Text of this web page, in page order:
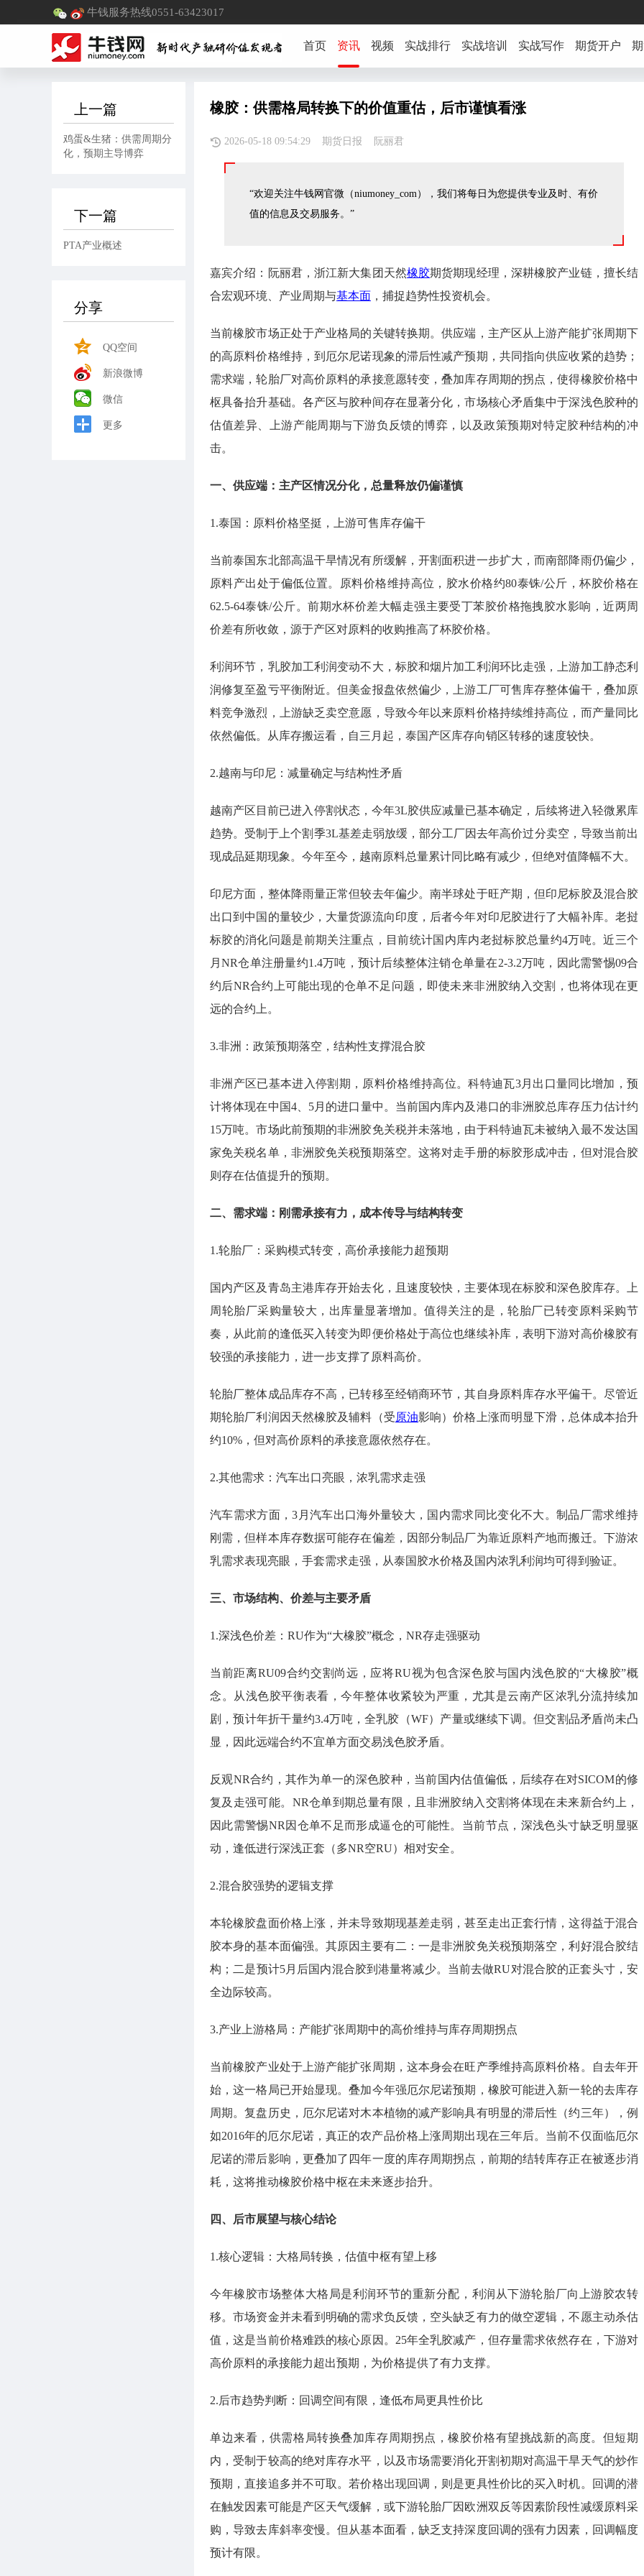
牛钱服务热线0551-63423017
首页 资讯 视频 实战排行 实战培训 实战写作 期货开户
上一篇
鸡蛋&生猪：供需周期分
化，预期主导博弈
下一篇
PTA产业概述
分享
QQ空间
新浪微博
微信
更多
橡胶：供需格局转换下的价值重估，后市谨慎看涨
2026-05-18 09:54:29 期货日报 阮丽君
“欢迎关注牛钱网官微（niumoney_com），我们将每日为您提供专业及时、有价
值的信息及交易服务。”
嘉宾介绍：阮丽君，浙江新大集团天然橡胶期货期现经理，深耕橡胶产业链，擅长结
合宏观环境、产业周期与基本面 ，捕捉趋势性投资机会。
当前橡胶市场正处于产业格局的关键转换期。供应端，主产区从上游产能扩张周期下
的高原料价格维持，到厄尔尼诺现象的滞后性减产预期，共同指向供应收紧的趋势；
需求端，轮胎厂对高价原料的承接意愿转变，叠加库存周期的拐点，使得橡胶价格中
枢具备抬升基础。各产区与胶种间存在显著分化，市场核心矛盾集中于深浅色胶种的
估值差异、上游产能周期与下游负反馈的博弈，以及政策预期对特定胶种结构的冲
击。
一、供应端：主产区情况分化，总量释放仍偏谨慎
1.泰国：原料价格坚挺，上游可售库存偏干
当前泰国东北部高温干旱情况有所缓解，开割面积进一步扩大，而南部降雨仍偏少，
原料产出处于偏低位置。原料价格维持高位，胶水价格约80泰铢/公斤，杯胶价格在
62.5-64泰铢/公斤。前期水杯价差大幅走强主要受丁苯胶价格拖拽胶水影响，近两周
价差有所收敛，源于产区对原料的收购推高了杯胶价格。
利润环节，乳胶加工利润变动不大，标胶和烟片加工利润环比走强，上游加工静态利
润修复至盈亏平衡附近。但美金报盘依然偏少，上游工厂可售库存整体偏干，叠加原
料竞争激烈，上游缺乏卖空意愿，导致今年以来原料价格持续维持高位，而产量同比
依然偏低。从库存搬运看，自三月起，泰国产区库存向销区转移的速度较快。
2.越南与印尼：减量确定与结构性矛盾
越南产区目前已进入停割状态，今年3L胶供应减量已基本确定，后续将进入轻微累库
趋势。受制于上个割季3L基差走弱放缓，部分工厂因去年高价过分卖空，导致当前出
现成品延期现象。今年至今，越南原料总量累计同比略有减少，但绝对值降幅不大。
印尼方面，整体降雨量正常但较去年偏少。南半球处于旺产期，但印尼标胶及混合胶
出口到中国的量较少，大量货源流向印度，后者今年对印尼胶进行了大幅补库。老挝
标胶的消化问题是前期关注重点，目前统计国内库内老挝标胶总量约4万吨。近三个
月NR仓单注册量约1.4万吨，预计后续整体注销仓单量在2-3.2万吨，因此需警惕09合
约后NR合约上可能出现的仓单不足问题，即使未来非洲胶纳入交割，也将体现在更
远的合约上。
3.非洲：政策预期落空，结构性支撑混合胶
非洲产区已基本进入停割期，原料价格维持高位。科特迪瓦3月出口量同比增加，预
计将体现在中国4、5月的进口量中。当前国内库内及港口的非洲胶总库存压力估计约
15万吨。市场此前预期的非洲胶免关税并未落地，由于科特迪瓦未被纳入最不发达国
家免关税名单，非洲胶免关税预期落空。这将对走手册的标胶形成冲击，但对混合胶
则存在估值提升的预期。
二、需求端：刚需承接有力，成本传导与结构转变
1.轮胎厂：采购模式转变，高价承接能力超预期
国内产区及青岛主港库存开始去化，且速度较快，主要体现在标胶和深色胶库存。上
周轮胎厂采购量较大，出库量显著增加。值得关注的是，轮胎厂已转变原料采购节
奏，从此前的逢低买入转变为即便价格处于高位也继续补库，表明下游对高价橡胶有
较强的承接能力，进一步支撑了原料高价。
轮胎厂整体成品库存不高，已转移至经销商环节，其自身原料库存水平偏干。尽管近
期轮胎厂利润因天然橡胶及辅料（受原油影响）价格上涨而明显下滑，总体成本抬升
约10%，但对高价原料的承接意愿依然存在。
2.其他需求：汽车出口亮眼，浓乳需求走强
汽车需求方面，3月汽车出口海外量较大，国内需求同比变化不大。制品厂需求维持
刚需，但样本库存数据可能存在偏差，因部分制品厂为靠近原料产地而搬迁。下游浓
乳需求表现亮眼，手套需求走强，从泰国胶水价格及国内浓乳利润均可得到验证。
三、市场结构、价差与主要矛盾
1.深浅色价差：RU作为“大橡胶”概念，NR存走强驱动
当前距离RU09合约交割尚远，应将RU视为包含深色胶与国内浅色胶的“大橡胶”概
念。从浅色胶平衡表看，今年整体收紧较为严重，尤其是云南产区浓乳分流持续加
剧，预计年折干量约3.4万吨，全乳胶（WF）产量或继续下调。但交割品矛盾尚未凸
显，因此远端合约不宜单方面交易浅色胶矛盾。
反观NR合约，其作为单一的深色胶种，当前国内估值偏低，后续存在对SICOM的修
复及走强可能。NR仓单到期总量有限，且非洲胶纳入交割将体现在未来新合约上，
因此需警惕NR因仓单不足而形成逼仓的可能性。当前节点，深浅色头寸缺乏明显驱
动，逢低进行深浅正套（多NR空RU）相对安全。
2.混合胶强势的逻辑支撑
本轮橡胶盘面价格上涨，并未导致期现基差走弱，甚至走出正套行情，这得益于混合
胶本身的基本面偏强。其原因主要有二：一是非洲胶免关税预期落空，利好混合胶结
构；二是预计5月后国内混合胶到港量将减少。当前去做RU对混合胶的正套头寸，安
全边际较高。
3.产业上游格局：产能扩张周期中的高价维持与库存周期拐点
当前橡胶产业处于上游产能扩张周期，这本身会在旺产季维持高原料价格。自去年开
始，这一格局已开始显现。叠加今年强厄尔尼诺预期，橡胶可能进入新一轮的去库存
周期。复盘历史，厄尔尼诺对木本植物的减产影响具有明显的滞后性（约三年），例
如2016年的厄尔尼诺，真正的农产品价格上涨周期出现在三年后。当前不仅面临厄尔
尼诺的滞后影响，更叠加了四年一度的库存周期拐点，前期的结转库存正在被逐步消
耗，这将推动橡胶价格中枢在未来逐步抬升。
四、后市展望与核心结论
1.核心逻辑：大格局转换，估值中枢有望上移
今年橡胶市场整体大格局是利润环节的重新分配，利润从下游轮胎厂向上游胶农转
移。市场资金并未看到明确的需求负反馈，空头缺乏有力的做空逻辑，不愿主动杀估
值，这是当前价格难跌的核心原因。25年全乳胶减产，但存量需求依然存在，下游对
高价原料的承接能力超出预期，为价格提供了有力支撑。
2.后市趋势判断：回调空间有限，逢低布局更具性价比
单边来看，供需格局转换叠加库存周期拐点，橡胶价格有望挑战新的高度。但短期
内，受制于较高的绝对库存水平，以及市场需要消化开割初期对高温干旱天气的炒作
预期，直接追多并不可取。若价格出现回调，则是更具性价比的买入时机。回调的潜
在触发因素可能是产区天气缓解，或下游轮胎厂因欧洲双反等因素阶段性减缓原料采
购，导致去库斜率变慢。但从基本面看，缺乏支持深度回调的强有力因素，回调幅度
预计有限。